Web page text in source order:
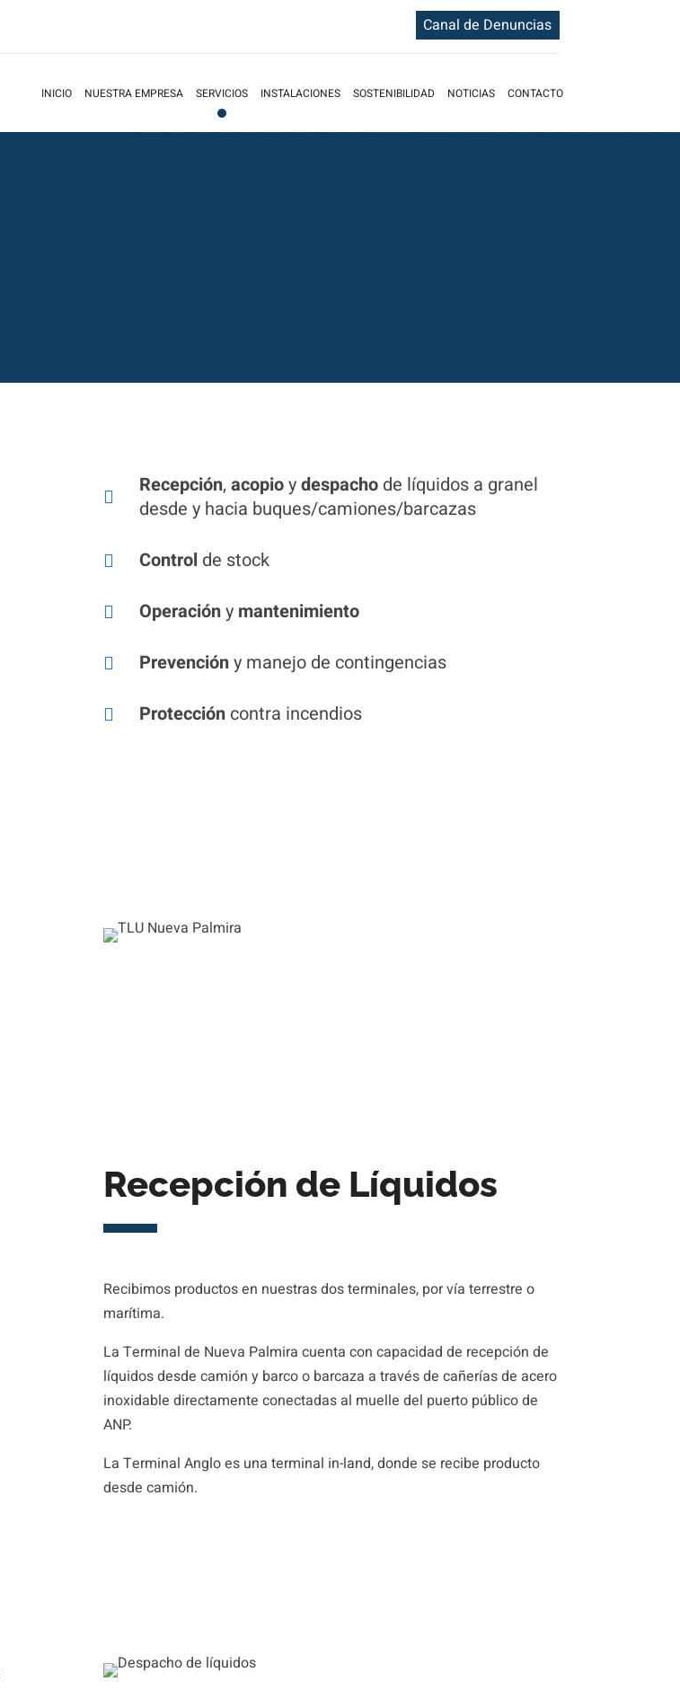
Canal de Denuncias
INICIO NUESTRA EMPRESA SERVICIOS INSTALACIONES SOSTENIBILIDAD NOTICIAS CONTACTO
Recepción, acopioydespachode líquidos a granel
desde y hacia buques/camiones/barcazas
Control de stock
Operacióny mantenimiento
Prevencióny manejo de contingencias
Proteccióncontra incendios
Recepción de Líquidos
Recibimos productos en nuestras dos terminales, por vía terrestre o
marítima.
La Terminal de Nueva Palmira cuenta con capacidad de recepción de
líquidos desde camión y barco o barcaza a través de cañerías de acero
inoxidable directamente conectadas al muelle del puerto público de
ANP.
La Terminal Anglo es una terminal in-land, donde se recibe producto
desde camión.